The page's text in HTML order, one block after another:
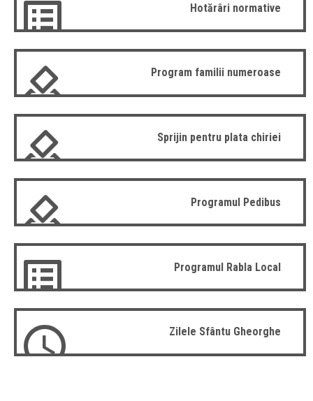
Hotărâri normative
Program familii numeroase
Sprijin pentru plata chiriei
Programul Pedibus
Programul Rabla Local
Zilele Sfântu Gheorghe